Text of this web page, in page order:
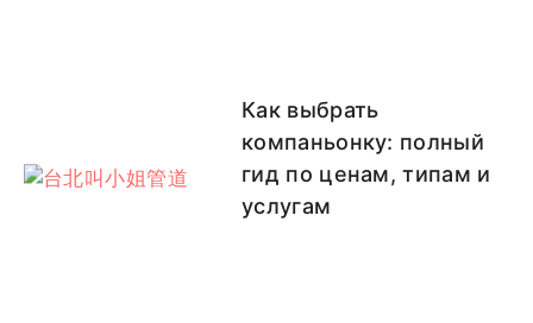
Как выбрать
компаньонку: полный
гид по ценам, типам и
услугам